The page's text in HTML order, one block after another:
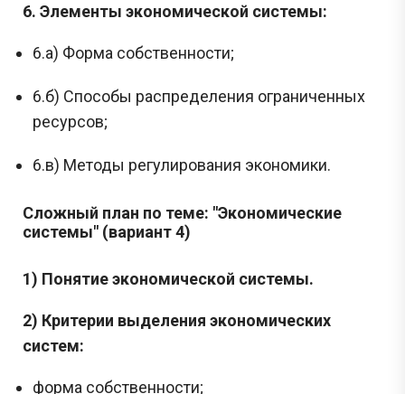
6. Элементы экономической системы:
6.а) Форма собственности;
6.б) Способы распределения ограниченных
ресурсов;
6.в) Методы регулирования экономики.
Сложный план по теме: "Экономические
системы" (вариант 4)
1) Понятие экономической системы.
2) Критерии выделения экономических
систем:
форма собственности;
Сливы ЕГЭ в Telegram
*